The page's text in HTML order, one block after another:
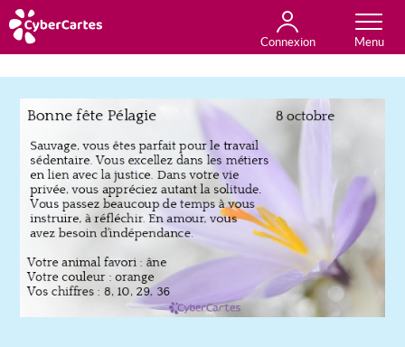
Connexion
Anniversaire
Fête du jour
Amour
Amitié
Merci
Toutes les cartes